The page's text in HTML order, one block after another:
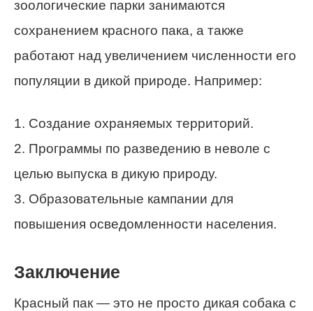
зоологические парки занимаются
сохранением красного пака, а также
работают над увеличением численности его
популяции в дикой природе. Например:
1. Создание охраняемых территорий.
2. Программы по разведению в неволе с
целью выпуска в дикую природу.
3. Образовательные кампании для
повышения осведомленности населения.
Заключение
Красный пак — это не просто дикая собака с